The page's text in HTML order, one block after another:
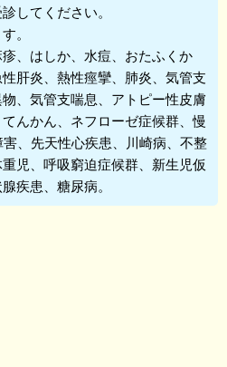
してください。
。
、はしか、水痘、おたふくか
肝炎、熱性痙攣、肺炎、気管支
、気管支喘息、アトピー性皮膚
んかん、ネフローゼ症候群、慢
、先天性心疾患、川崎病、不整
児、呼吸窮迫症候群、新生児仮
疾患、糖尿病。